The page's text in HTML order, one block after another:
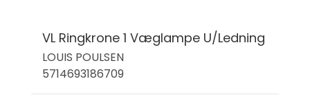
VL Ringkrone 1 Væglampe U/Ledning
LOUIS POULSEN
5714693186709